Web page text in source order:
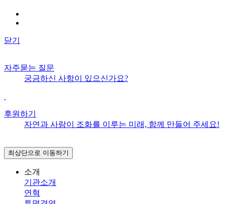
닫기
자주묻는 질문
궁금하신 사항이 있으신가요?
후원하기
자연과 사람이 조화를 이루는 미래, 함께 만들어 주세요!
최상단으로 이동하기
소개
기관소개
연혁